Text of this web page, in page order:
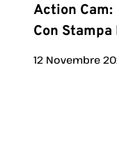
Action
Con
12 Novembre